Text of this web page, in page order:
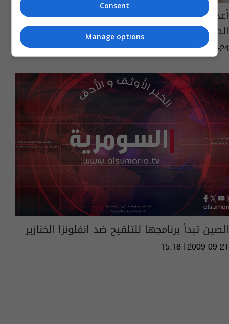
أعداد المصابين والمتوفين بسبب "كورونا" خارج
الصين
03:25 | 2020-02-24
الصين تبدأ برنامجها للتلقيح ضد انفلونزا الخنازير
15:18 | 2009-09-21
Consent
Manage options